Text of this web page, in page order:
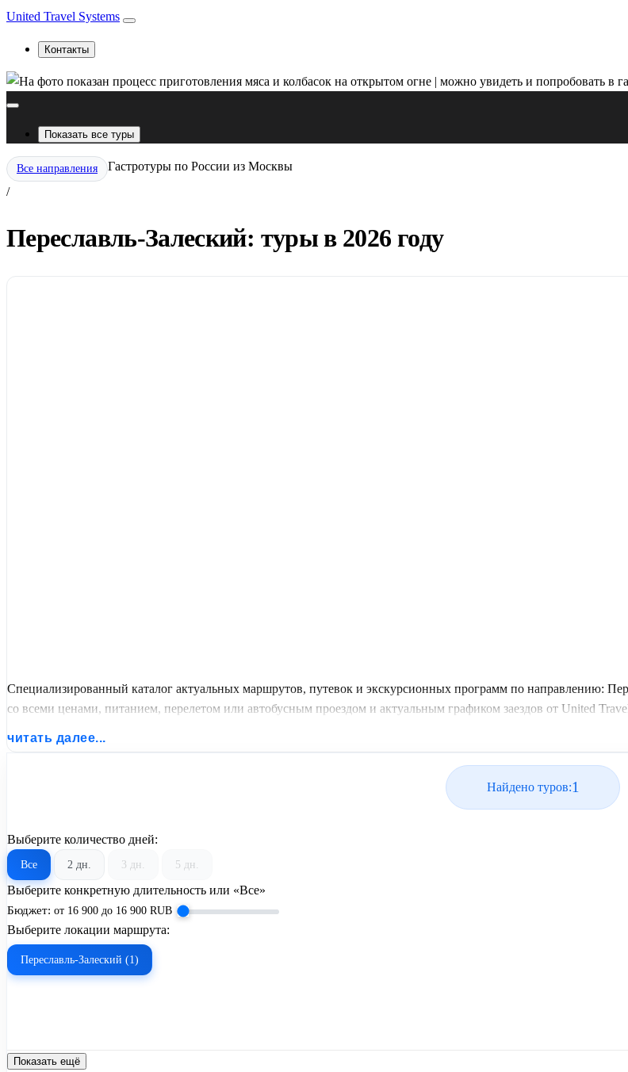
United Travel Systems
Контакты
Показать все туры
Все направления
/
Гастротуры по России из Москвы
Переславль-Залеский: туры в 2026 году
Специализированный каталог актуальных маршрутов, путевок и экскурсионных программ по направлению:
со всеми ценами, питанием, перелетом или автобусным проездом и актуальным графиком заездов от United
читать далее...
Найдено туров:1
Выберите количество дней:
Все 2 дн. 3 дн. 5 дн.
Выберите конкретную длительность или «Все»
Бюджет: от 16 900 до 16 900 RUB
Выберите локации маршрута:
Переславль-Залеский (1)
Показать ещё